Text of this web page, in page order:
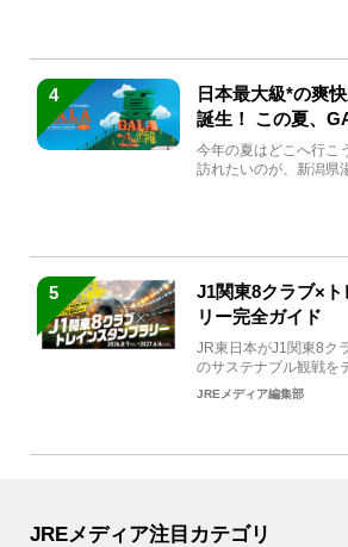
4
日本最大級*の爽
誕生！ この夏、
生まれ変わる
今年の夏はどこへ行
訪れたいのが、新潟県
5
J1関東8クラブ×
リー完全ガイド
JR東日本がJ1関東8ク
のサステナブル観戦を
クラブ×トレイン...
JREメディア編集部
JREメディア注目カテゴリ